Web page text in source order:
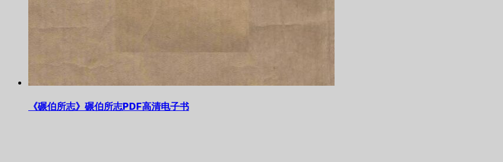
《碾伯所志》碾伯所志PDF高清电子书